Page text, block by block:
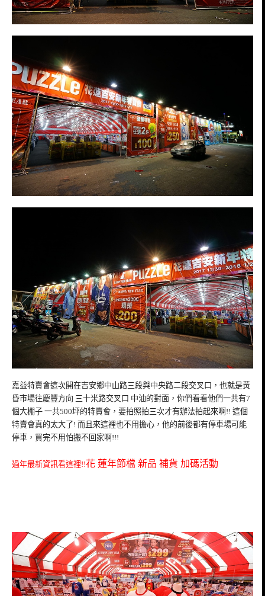
嘉益特賣會這次開在吉安鄉中山路三段與中央路二段交叉口，也就是黃
昏市場往慶豐方向 三十米路交叉口 中油的對面，你們看看他們一共有7
個大棚子 一共500坪的特賣會，要拍照拍三次才有辦法拍起來啊!! 這個
特賣會真的太大了! 而且來這裡也不用擔心，他的前後都有停車場可能
停車，買完不用怕搬不回家啊!!!
過年最新資訊看這裡!!花 蓮年節檔 新品 補貨 加碼活動